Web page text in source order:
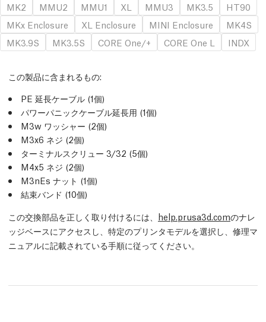
MK2
MMU2 MMU1 XL MMU3 MK3.5
HT90
MKx Enclosure
XL Enclosure MINI Enclosure
MK4S
MK3.9S
MK3.5S CORE One/+ CORE One L INDX
この製品に含まれるもの:
PE 延長ケーブル (1個)
パワーパニックケーブル延長用 (1個)
M3w ワッシャー (2個)
M3x6 ネジ (2個)
ターミナルスクリュー 3/32 (5個)
M4x5 ネジ (2個)
M3nEs ナット (1個)
結束バンド (10個)
この交換部品を正しく取り付けるには、 help.prusa3d.comのナレ
ッジベースにアクセスし、特定のプリンタモデルを選択し、修理マ
ニュアルに記載されている手順に従ってください。